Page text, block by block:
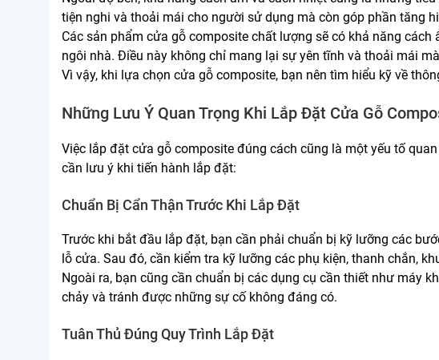
tiện nghi và thoải mái cho người sử dụng mà còn góp phần tăng
Các sản phẩm cửa gỗ composite chất lượng sẽ có khả năng
ngôi nhà. Điều này không chỉ mang lại sự yên tĩnh và thoải mái
Vì vậy, khi lựa chọn cửa gỗ composite, bạn nên tìm hiểu kỹ về
Những Lưu Ý Quan Trọng Khi Lắp Đặt Cửa Gỗ
Việc lắp đặt cửa gỗ composite đúng cách cũng là một yếu tố
cần lưu ý khi tiến hành lắp đặt:
Chuẩn Bị Cẩn Thận Trước Khi Lắp Đặt
Trước khi bắt đầu lắp đặt, bạn cần phải chuẩn bị kỹ lưỡng các
lỗ cửa. Sau đó, cần kiểm tra kỹ lưỡng các phụ kiện, thanh chắn,
Ngoài ra, bạn cũng cần chuẩn bị các dụng cụ cần thiết như máy
chảy và tránh được những sự cố không đáng có.
Tuân Thủ Đúng Quy Trình Lắp Đặt